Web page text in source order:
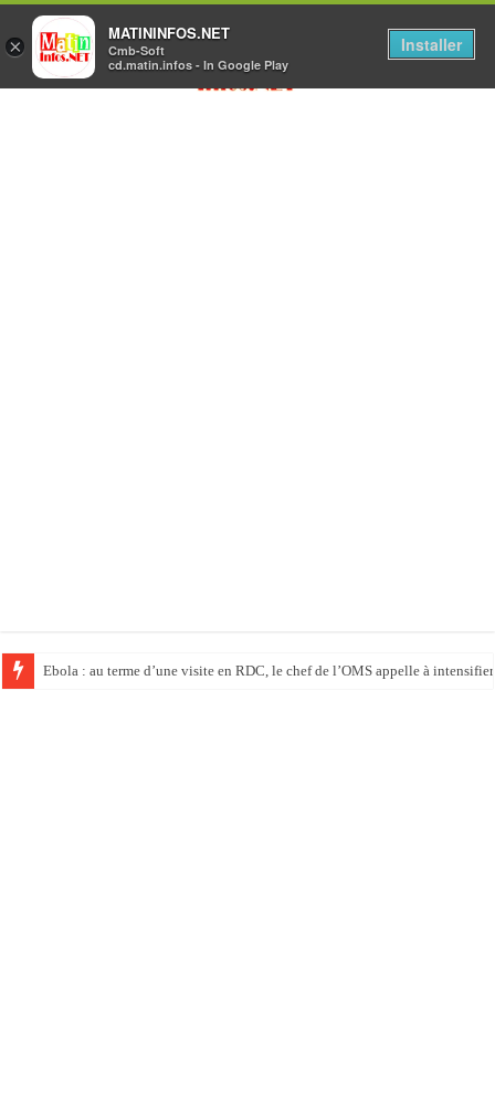
Ebola : au terme d’une visite en RDC, le chef de l’OMS appelle à
×
MATININFOS.NET
Cmb-Soft
cd.matin.infos - In Google Play
Installer